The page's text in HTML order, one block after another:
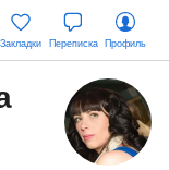
Закладки Переписка Профиль